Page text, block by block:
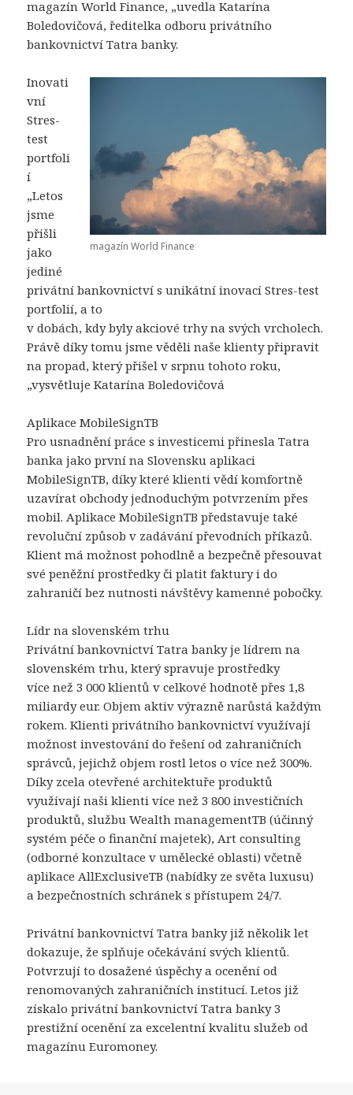
magazín World Finance, „uvedla Katarína
Boledovičová, ředitelka odboru privátního
bankovnictví Tatra banky.
magazín World Finance
Inovati
vní
Stres-
test
portfoli
í
„Letos
jsme
přišli
jako
jediné
privátní bankovnictví s unikátní inovací Stres-test
portfolií, a to
v dobách, kdy byly akciové trhy na svých vrcholech.
Právě díky tomu jsme věděli naše klienty připravit
na propad, který přišel v srpnu tohoto roku,
„vysvětluje Katarína Boledovičová
Aplikace MobileSignTB
Pro usnadnění práce s investicemi přinesla Tatra
banka jako první na Slovensku aplikaci
MobileSignTB, díky které klienti vědí komfortně
uzavírat obchody jednoduchým potvrzením přes
mobil. Aplikace MobileSignTB představuje také
revoluční způsob v zadávání převodních příkazů.
Klient má možnost pohodlně a bezpečně přesouvat
své peněžní prostředky či platit faktury i do
zahraničí bez nutnosti návštěvy kamenné pobočky.
Lídr na slovenském trhu
Privátní bankovnictví Tatra banky je lídrem na
slovenském trhu, který spravuje prostředky
více než 3 000 klientů v celkové hodnotě přes 1,8
miliardy eur. Objem aktiv výrazně narůstá každým
rokem. Klienti privátního bankovnictví využívají
možnost investování do řešení od zahraničních
správců, jejichž objem rostl letos o více než 300%.
Díky zcela otevřené architektuře produktů
využívají naši klienti více než 3 800 investičních
produktů, službu Wealth managementTB (účinný
systém péče o finanční majetek), Art consulting
(odborné konzultace v umělecké oblasti) včetně
aplikace AllExclusiveTB (nabídky ze světa luxusu)
a bezpečnostních schránek s přístupem 24/7.
Privátní bankovnictví Tatra banky již několik let
dokazuje, že splňuje očekávání svých klientů.
Potvrzují to dosažené úspěchy a ocenění od
renomovaných zahraničních institucí. Letos již
získalo privátní bankovnictví Tatra banky 3
prestižní ocenění za excelentní kvalitu služeb od
magazínu Euromoney.